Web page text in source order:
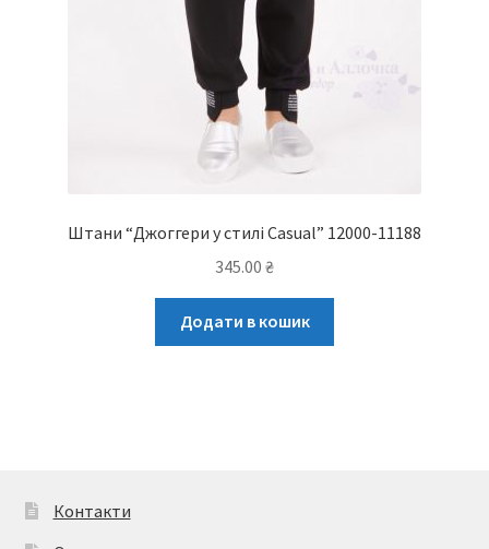
Штани “Джоггери у стилі Casual” 12000-11188
345.00 ₴
Додати в кошик
Контакти